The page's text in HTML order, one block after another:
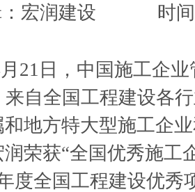
宏润建设 时
月 21 日，中国施工企
来自全国工程建设各
地方特大型施工企
荣获“全国优秀施工
度全国工程建设优秀